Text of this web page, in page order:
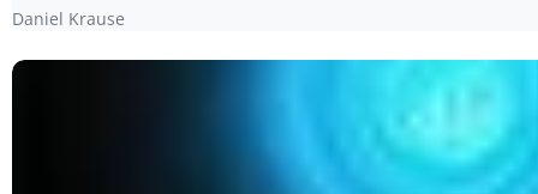
Daniel Krause